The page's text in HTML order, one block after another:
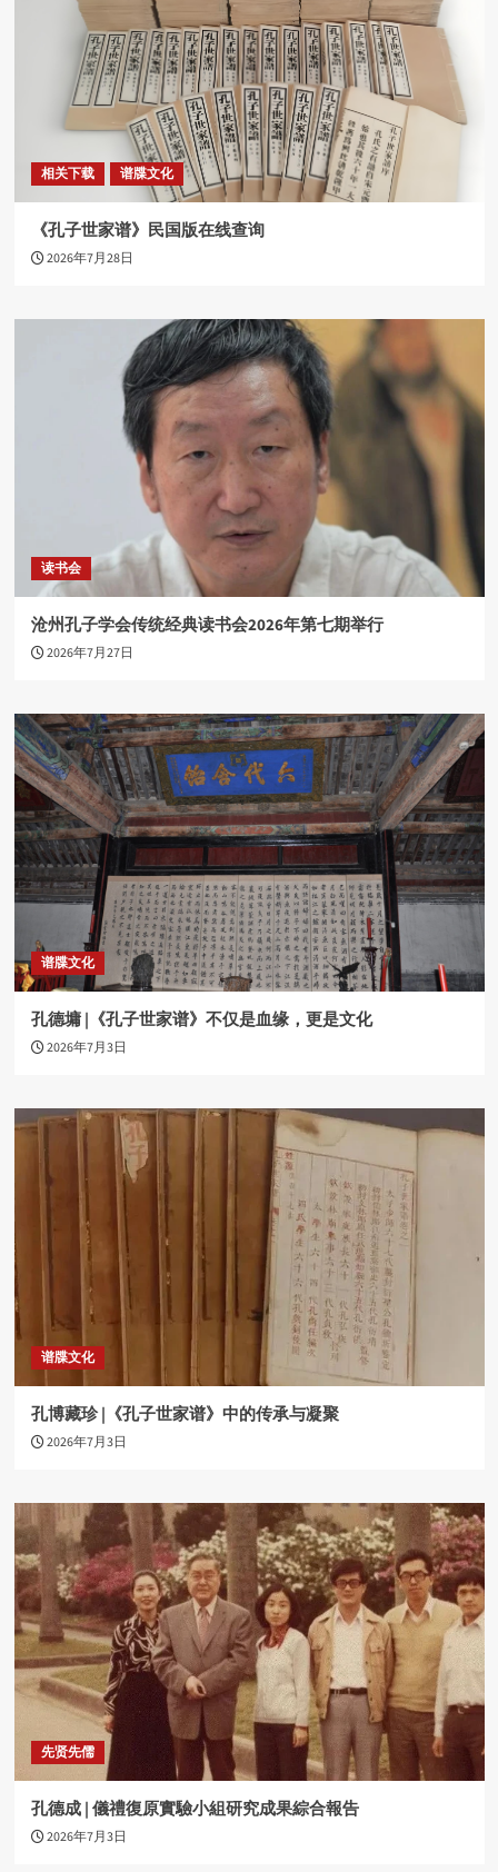
相关下载 谱牒文化
《孔子世家谱》民国版在线查询
2026年7月28日
读书会
沧州孔子学会传统经典读书会2026年第七期举行
2026年7月27日
谱牒文化
孔德墉 |《孔子世家谱》不仅是血缘，更是文化
2026年7月3日
谱牒文化
孔博藏珍 |《孔子世家谱》中的传承与凝聚
2026年7月3日
先贤先儒
孔德成 | 儀禮復原實驗小組研究成果綜合報告
2026年7月3日